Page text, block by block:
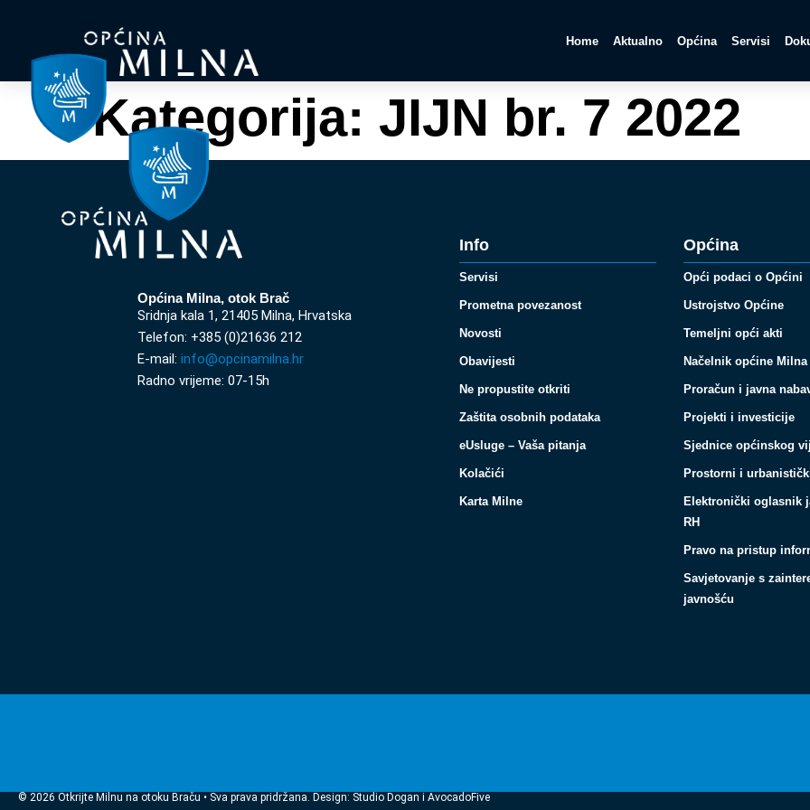
Home Aktualno Općina Servisi
Kategorija: JIJN br. 7 2022
Općina Milna, otok Brač
Sridnja kala 1, 21405 Milna, Hrvatska
Telefon: +385 (0)21636 212
E-mail: info@opcinamilna.hr
Radno vrijeme: 07-15h
Info
Servisi
Prometna povezanost
Novosti
Obavijesti
Ne propustite otkriti
Zaštita osobnih podataka
eUsluge – Vaša pitanja
Kolačići
Karta Milne
Općina
Opći podaci o Općini
Ustrojstvo Općine
Temeljni opći akti
Načelnik općine Milna
Proračun i javna
Projekti i investicije
Sjednice općinskog
Prostorni i
Elektronički oglasnik
RH
Pravo na pristup
Savjetovanje s
javnošću
© 2026 Otkrijte Milnu na otoku Braču • Sva prava pridržana. Design: Studio Dogan i AvocadoFive